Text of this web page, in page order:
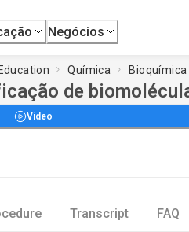
Negócios
Química Bioquímica
de
Vídeo
Transcript FAQ